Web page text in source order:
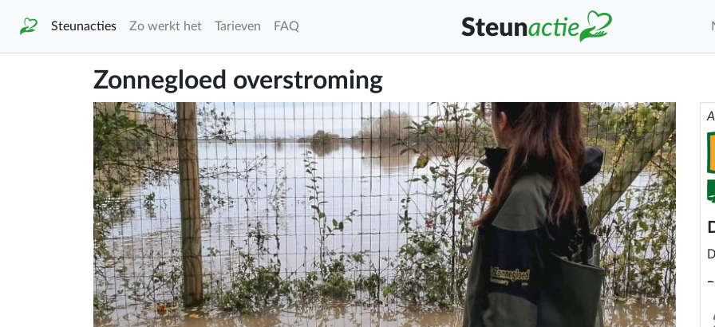
Steunacties Zo werkt het Tarieven FAQ
Zonnegloed overstroming